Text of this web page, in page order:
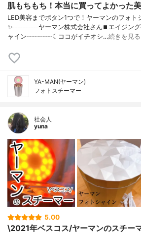
肌もちもち！本当に買ってよかった
LED美容までボタン1つで！ヤーマンのフォト
✨┈┈┈┈ヤーマン株式会社さん⏹エイジング
ャイン┈┈┈┈☾ココがイチオシ…続きを見る
YA-MAN(ヤーマン)
フォトスチーマー
社会人
yuna
5.00
\2021年ベスコス/ヤーマンのスチー